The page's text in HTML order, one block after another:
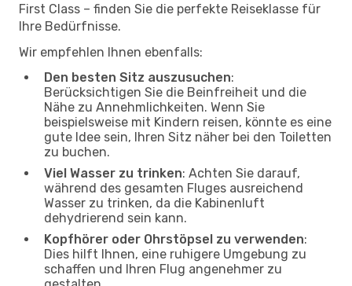
First Class – finden Sie die perfekte Reiseklasse für
Ihre Bedürfnisse.
Wir empfehlen Ihnen ebenfalls:
Den besten Sitz auszusuchen:
Berücksichtigen Sie die Beinfreiheit und die
Nähe zu Annehmlichkeiten. Wenn Sie
beispielsweise mit Kindern reisen, könnte es eine
gute Idee sein, Ihren Sitz näher bei den Toiletten
zu buchen.
Viel Wasser zu trinken: Achten Sie darauf,
während des gesamten Fluges ausreichend
Wasser zu trinken, da die Kabinenluft
dehydrierend sein kann.
Kopfhörer oder Ohrstöpsel zu verwenden:
Dies hilft Ihnen, eine ruhigere Umgebung zu
schaffen und Ihren Flug angenehmer zu